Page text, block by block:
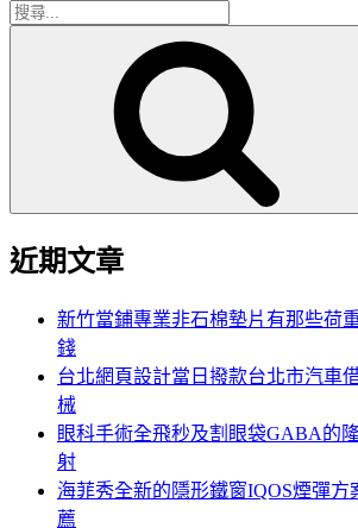
搜
近期文章
新竹當鋪專業非石棉墊片有那些荷
錢
台北網頁設計當日撥款台北市汽車
械
眼科手術全飛秒及割眼袋GABA的
射
海菲秀全新的隱形鐵窗IQOS煙彈方
薦